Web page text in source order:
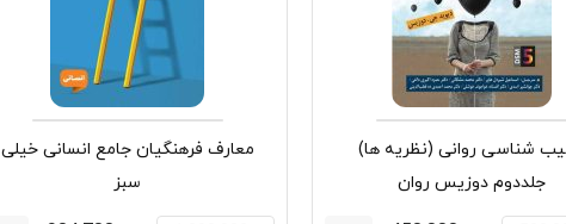
شناسی روانی (نظریه ها)
جلددوم دوزیس روان
معارف فرهنگیان جامع انسانی خیلی
سبز